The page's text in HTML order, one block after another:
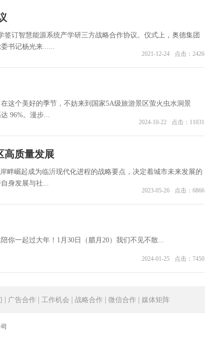
订智慧能源系统产学研三方战略合作协议。仪式上，奥德集团
书记杨光来......
2021-12-24 点击：2426
这个美好的季节，不妨来到国家5A级旅游景区萤火虫水洞景
96%。漫步...
2024-10-22 点击：11031
高质量发展
畔崛起成为临沂现代化进程的战略要点，决定着城市未来发展的
身发展与社...
2023-05-26 点击：6866
你一起过大年！1月30日（腊月20）我们不见不散...
2024-01-25 点击：7450
| 广告合作| 工作机会 | 战略合作| 微信合作| 媒体矩阵